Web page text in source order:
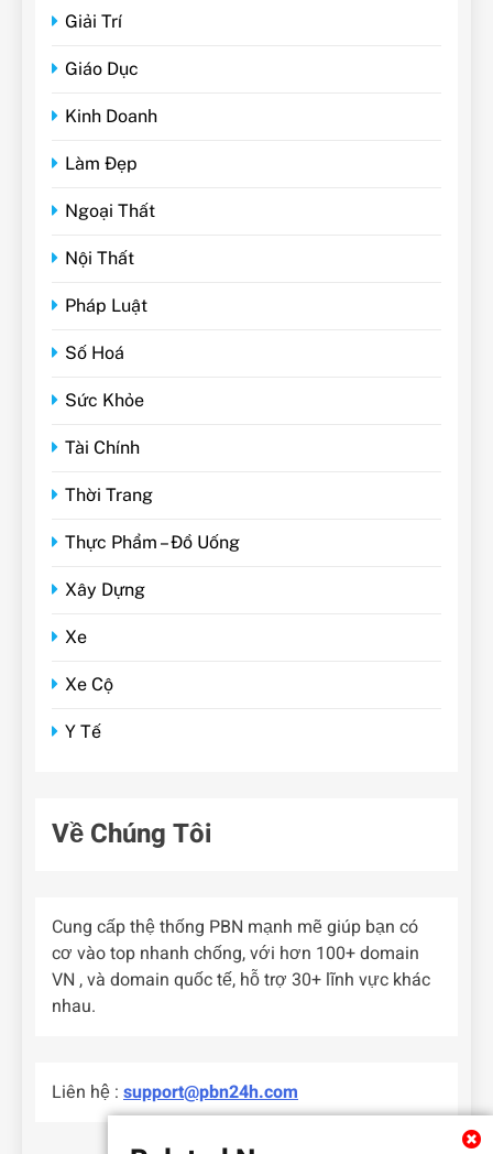
Giải Trí
Giáo Dục
Kinh Doanh
Làm Đẹp
Ngoại Thất
Nội Thất
Pháp Luật
Số Hoá
Sức Khỏe
Tài Chính
Thời Trang
Thực Phẩm – Đồ Uống
Xây Dựng
Xe
Xe Cộ
Y Tế
Về Chúng Tôi
Cung cấp thệ thống PBN mạnh mẽ giúp bạn có
cơ vào top nhanh chống, với hơn 100+ domain
VN , và domain quốc tế, hỗ trợ 30+ lĩnh vực khác
nhau.
Liên hệ : support@pbn24h.com